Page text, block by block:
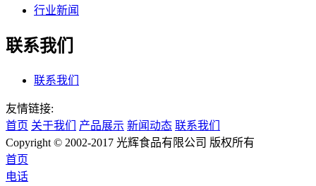
行业新闻
联系我们
联系我们
友情链接:
首页 关于我们 产品展示 新闻动态 联系我们
Copyright © 2002-2017 光辉食品有限公司 版权所有
首页
电话